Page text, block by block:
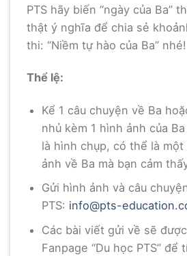
PTS hãy biến “ngày của Ba”
thật ý nghĩa để chia sẻ
thi: “Niềm tự hào của Ba” nhé!
Thể lệ:
Kể 1 câu chuyện về Ba
nhủ kèm 1 hình ảnh của
là hình chụp, có thể là
ảnh về Ba mà bạn cảm
Gửi hình ảnh và câu
PTS: info@pts-
Các bài viết gửi về sẽ
Fanpage “Du học PTS”